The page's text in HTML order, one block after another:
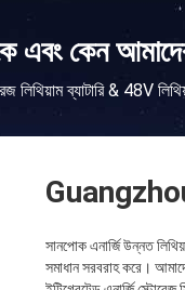
এবং কেন
লিথিয়াম ব্যাটারি & 48V
সানপোক এনার্জি উন্নত
সমাধান সরবরাহ করে।